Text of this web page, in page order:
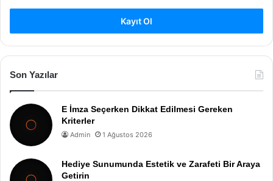
Kayıt Ol
Son Yazılar
E İmza Seçerken Dikkat Edilmesi Gereken
Kriterler
Admin 1 Ağustos 2026
Hediye Sunumunda Estetik ve Zarafeti Bir Araya
Getirin